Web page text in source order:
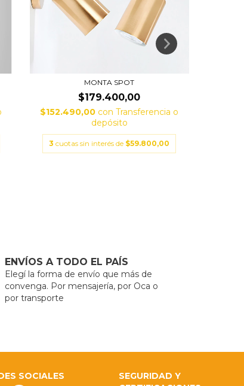
MONTA SPOT
$179.400,00
$152.490,00 con Transferencia o
depósito
3 cuotas sin interés de $59.800,00
ENVÍOS A TODO EL PAÍS
Elegí la forma de envío que más de
convenga. Por mensajería, por Oca o
por transporte
SOCIALES
SEGURIDAD Y